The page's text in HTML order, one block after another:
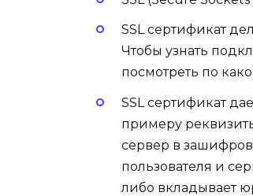
SSL сертификат
Чтобы узнать
посмотреть по
SSL сертификат
примеру
сервер в
пользователя и
либо вкладывает